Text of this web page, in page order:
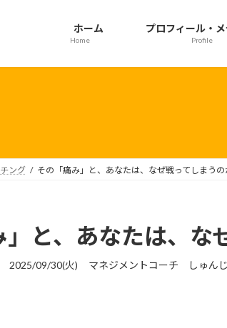
ホーム
Home
プロフィール・
Profile
ング その「痛み」と、あなたは、なぜ戦ってしまうの
」と、あなたは、な
最
2025/09/30(火) マネジメントコーチ しゅんじ